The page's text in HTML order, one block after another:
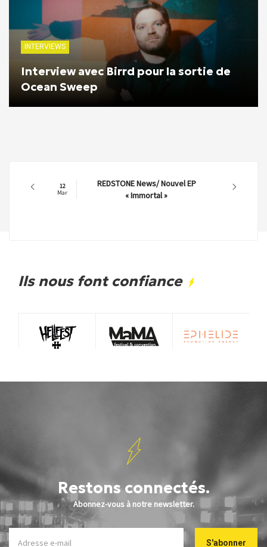
INTERVIEWS
Interview avec Birrd pour la sortie de
Ocean Sweep
12
Mar
REDSTONE News/ Nouvel EP
« Immortal »
Ils nous font confiance
Restons connectés.
Abonnez-vous à notre newsletter.